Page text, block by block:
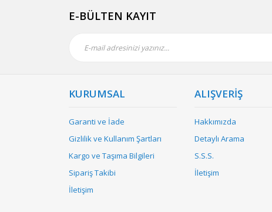
E-BÜLTEN KAYIT
KURUMSAL
Garanti ve İade
Gizlilik ve Kullanım Şartları
Kargo ve Taşıma Bilgileri
Sipariş Takibi
İletişim
ALIŞVERİŞ
Hakkımızda
Detaylı Arama
S.S.S.
İletişim